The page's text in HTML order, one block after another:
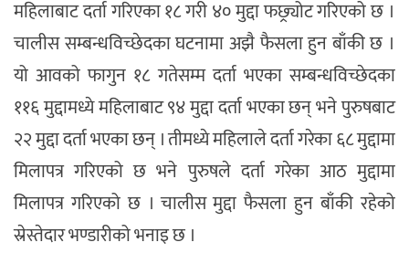
महिलाबाट दर्ता गरिएका १८ गरी ४० मुद्दा फछ्र्योट गरिएको छ ।
चालीस सम्बन्धविच्छेदका घटनामा अझै फैसला हुन बाँकी छ ।
यो आवको फागुन १८ गतेसम्म दर्ता भएका सम्बन्धविच्छेदका
११६ मुद्दामध्ये महिलाबाट ९४ मुद्दा दर्ता भएका छन् भने पुरुषबाट
२२ मुद्दा दर्ता भएका छन् । तीमध्ये महिलाले दर्ता गरेका ६८ मुद्दामा
मिलापत्र गरिएको छ भने पुरुषले दर्ता गरेका आठ मुद्दामा
मिलापत्र गरिएको छ । चालीस मुद्दा फैसला हुन बाँकी रहेको
स्रेस्तेदार भण्डारीको भनाइ छ ।